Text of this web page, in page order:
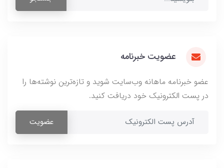
عضویت خبرنامه
عضو خبرنامه ماهانه وب‌سایت شوید و تازه‌ترین نوشته‌ها را
در پست الکترونیک خود دریافت کنید.
عضویت